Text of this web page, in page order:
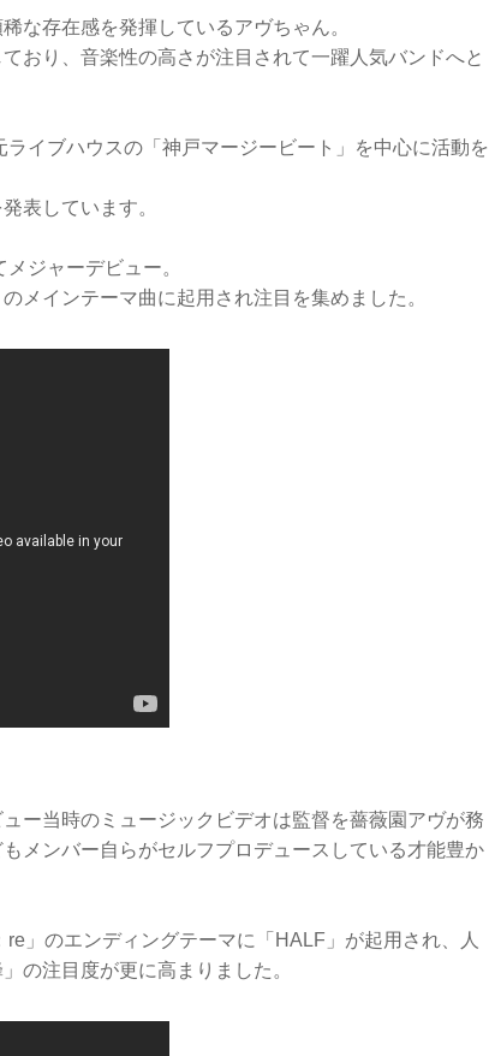
な存在感を発揮しているアヴちゃん。
おり、音楽性の高さが注目されて一躍人気バンドへと
ライブハウスの「神戸マージービート」を中心に活動を
表しています。
ジャーデビュー。
メインテーマ曲に起用され注目を集めました。
ー当時のミュージックビデオは監督を薔薇園アヴが務
メンバー自らがセルフプロデュースしている才能豊か
」のエンディングテーマに「HALF」が起用され、人
の注目度が更に高まりました。